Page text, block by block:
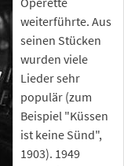
weiterführte. Aus
seinen Stücken
wurden viele
Lieder sehr
populär (zum
Beispiel "Küssen
ist keine Sünd",
1903). 1949